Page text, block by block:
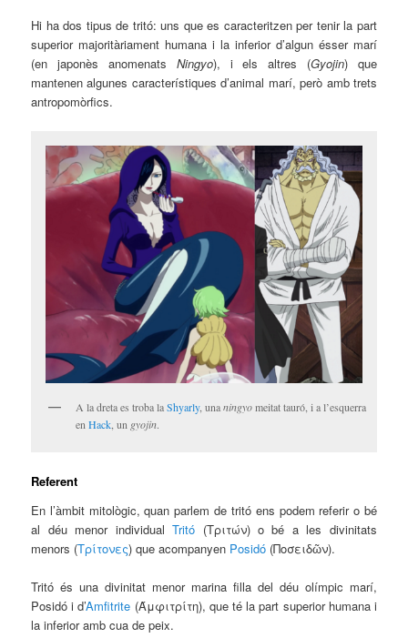
Hi ha dos tipus de tritó: uns que es caracteritzen per tenir la part
superior majoritàriament humana i la inferior d’algun ésser marí
(en japonès anomenats Ningyo), i els altres (Gyojin) que
mantenen algunes característiques d’animal marí, però amb trets
antropomòrfics.
A la dreta es troba laShyarly, unaningyomeitat tauró, i a l’esquerra
enHack , un gyojin.
Referent
En l’àmbit mitològic, quan parlem de tritó ens podem referir o bé
al déu menor individualTritó (Τριτών) o bé a les divinitats
menors (Τρίτoνες) que acompanyen Posidó (Ποσειδῶν).
Tritó és una divinitat menor marina filla del déu olímpic marí,
Posidó i d’Amfitrite (Άμφιτρίτη), que té la part superior humana i
la inferior amb cua de peix.